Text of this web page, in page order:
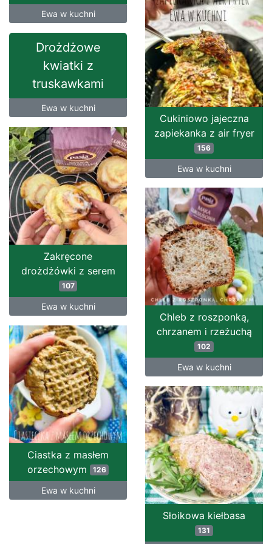
Ewa w kuchni
Cukiniowo jajeczna
zapiekanka z air fryer
156
Ewa w kuchni
Drożdżowe
kwiatki z
truskawkami
Ewa w kuchni
Zakręcone
drożdżówki z serem
107
Ewa w kuchni
Chleb z roszponką,
chrzanem i rzeżuchą
102
Ewa w kuchni
Ciastka z masłem
orzechowym
126
Ewa w kuchni
Słoikowa kiełbasa
131